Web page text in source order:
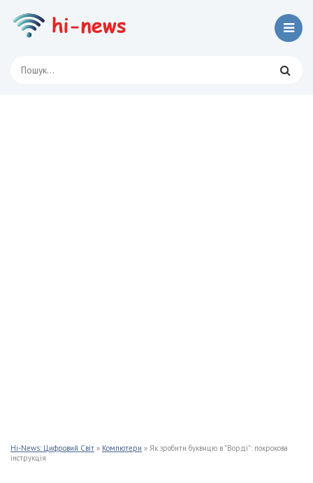
Hi-News: Цифровий Світ » Компютери » Як зробити буквицю в "Ворді": покрокова
інструкція